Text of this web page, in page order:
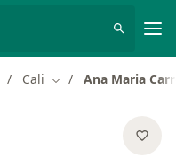
Cali Cambiar de ciudad
Ana Maria